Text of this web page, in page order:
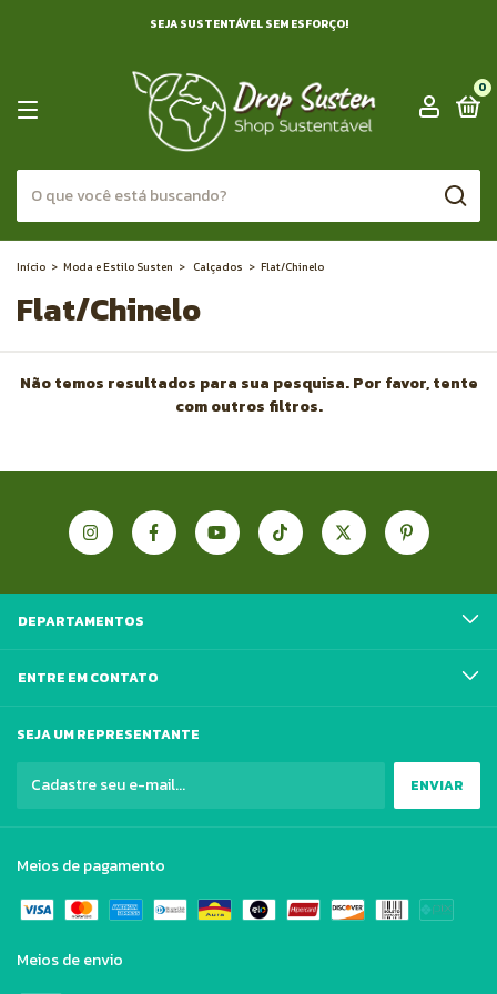
SEJA SUSTENTÁVEL SEM ESFORÇO!
0
Início > Moda e Estilo Susten > Calçados > Flat/Chinelo
Flat/Chinelo
Não temos resultados para sua pesquisa. Por favor, tente
com outros filtros.
DEPARTAMENTOS
ENTRE EM CONTATO
SEJA UM REPRESENTANTE
Meios de pagamento
Meios de envio